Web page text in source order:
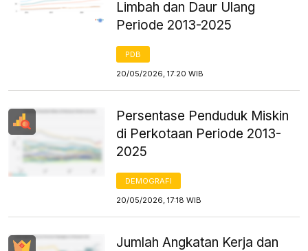
Limbah dan Daur Ulang
Periode 2013-2025
PDB
20/05/2026, 17:20 WIB
Persentase Penduduk Miskin
di Perkotaan Periode 2013-
2025
DEMOGRAFI
20/05/2026, 17:18 WIB
Jumlah Angkatan Kerja dan